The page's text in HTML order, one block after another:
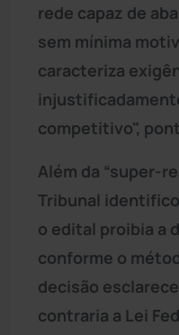
rede capaz de
sem mínima
caracteriza
competitivo",
Além da “super-
Tribunal
o edital proibia a
conforme o
decisão
contraria a Lei